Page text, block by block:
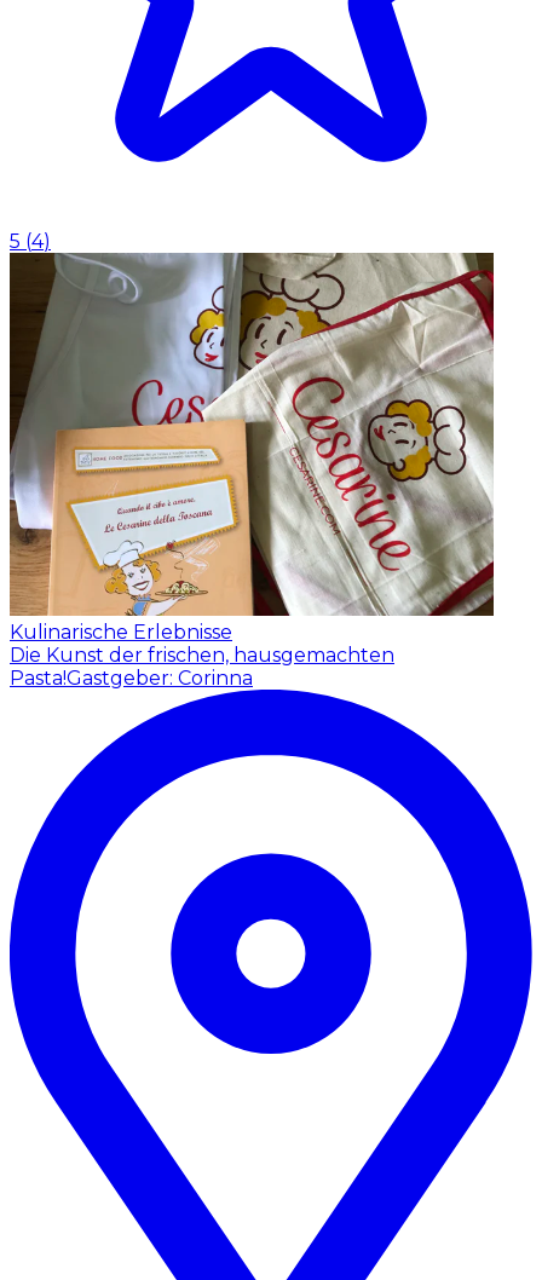
5 (4)
Kulinarische Erlebnisse
Die Kunst der frischen, hausgemachten
Pasta!Gastgeber: Corinna